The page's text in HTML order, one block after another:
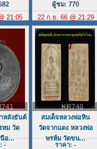
21:05
ผู้ชม: 770
22 ก.ย. 66 @ 21:29
หลังยันต์
หม วัด
อ...
-
KR740
สมเด็จหลวงพ่อหิน
วัดจากแดง หลวงพ่อ
พรห์ม วัดขน...
ราคา: -